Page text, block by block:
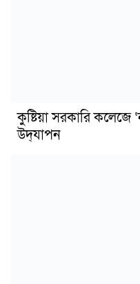
কুষ্টিয়া সরকারি
উদ্‌যাপন